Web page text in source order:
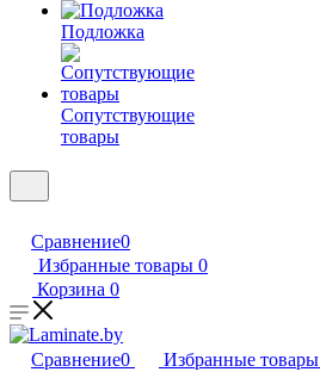
Подложка
Сопутствующие
товары
Сравнение0
Избранные товары 0
Корзина 0
Сравнение0 Избранные товары